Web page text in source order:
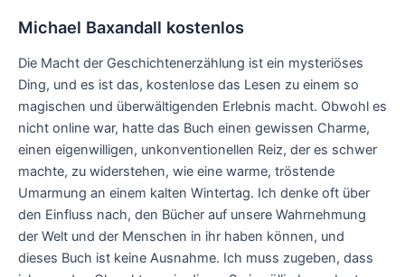
Michael Baxandall kostenlos
Die Macht der Geschichtenerzählung ist ein mysteriöses
Ding, und es ist das, kostenlose das Lesen zu einem so
magischen und überwältigenden Erlebnis macht. Obwohl es
nicht online war, hatte das Buch einen gewissen Charme,
einen eigenwilligen, unkonventionellen Reiz, der es schwer
machte, zu widerstehen, wie eine warme, tröstende
Umarmung an einem kalten Wintertag. Ich denke oft über
den Einfluss nach, den Bücher auf unsere Wahrnehmung
der Welt und der Menschen in ihr haben können, und
dieses Buch ist keine Ausnahme. Ich muss zugeben, dass